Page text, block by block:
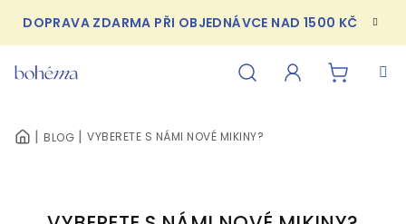
obsah
DOPRAVA ZDARMA PŘI OBJEDNÁVCE NAD 1500 KČ
DOMŮBLOG VYBERETE S NÁMI NOVÉ MIKINY?